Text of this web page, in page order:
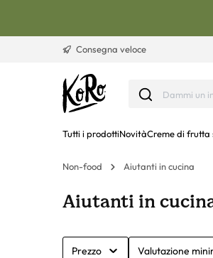
Consegna veloce
Tutti i prodottiNovitàCreme di frutta
Non-food Aiutanti in cucina
Aiutanti in
Prezzo Valutazione